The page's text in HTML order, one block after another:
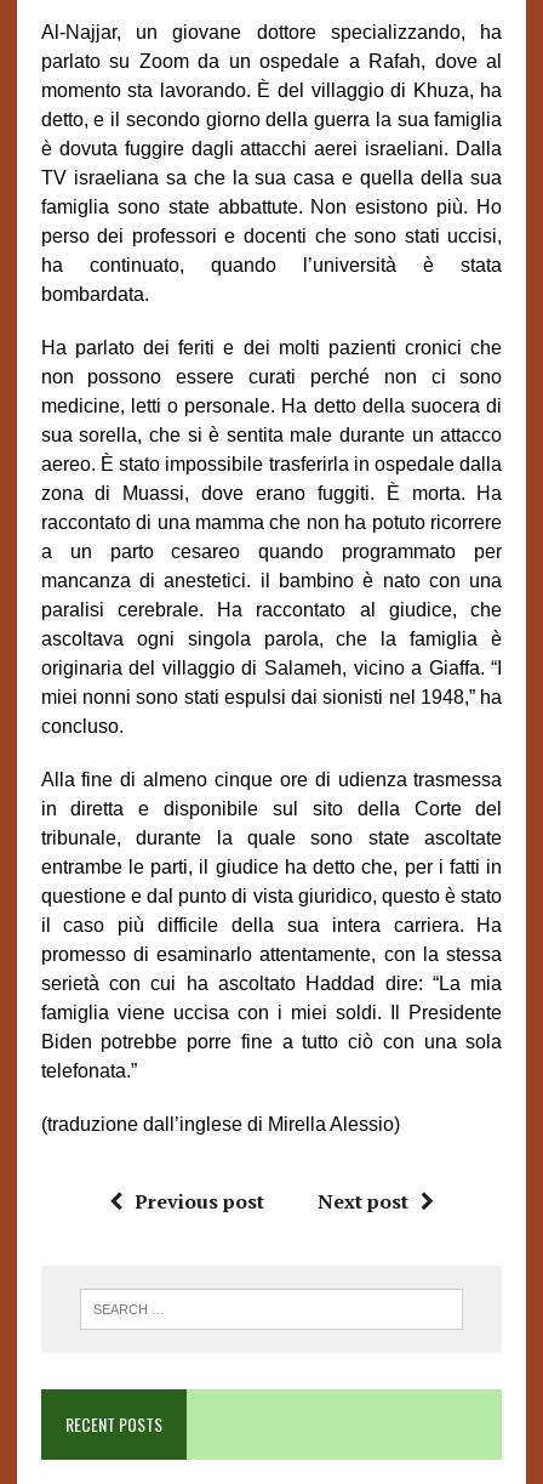
Al-Najjar, un giovane dottore specializzando, ha
parlato su Zoom da un ospedale a Rafah, dove al
momento sta lavorando. È del villaggio di Khuza, ha
detto, e il secondo giorno della guerra la sua famiglia
è dovuta fuggire dagli attacchi aerei israeliani. Dalla
TV israeliana sa che la sua casa e quella della sua
famiglia sono state abbattute. Non esistono più. Ho
perso dei professori e docenti che sono stati uccisi,
ha continuato, quando l’università è stata
bombardata.
Ha parlato dei feriti e dei molti pazienti cronici che
non possono essere curati perché non ci sono
medicine, letti o personale. Ha detto della suocera di
sua sorella, che si è sentita male durante un attacco
aereo. È stato impossibile trasferirla in ospedale dalla
zona di Muassi, dove erano fuggiti. È morta. Ha
raccontato di una mamma che non ha potuto ricorrere
a un parto cesareo quando programmato per
mancanza di anestetici. il bambino è nato con una
paralisi cerebrale. Ha raccontato al giudice, che
ascoltava ogni singola parola, che la famiglia è
originaria del villaggio di Salameh, vicino a Giaffa. “I
miei nonni sono stati espulsi dai sionisti nel 1948,” ha
concluso.
Alla fine di almeno cinque ore di udienza trasmessa
in diretta e disponibile sul sito della Corte del
tribunale, durante la quale sono state ascoltate
entrambe le parti, il giudice ha detto che, per i fatti in
questione e dal punto di vista giuridico, questo è stato
il caso più difficile della sua intera carriera. Ha
promesso di esaminarlo attentamente, con la stessa
serietà con cui ha ascoltato Haddad dire: “La mia
famiglia viene uccisa con i miei soldi. Il Presidente
Biden potrebbe porre fine a tutto ciò con una sola
telefonata.”
(traduzione dall’inglese di Mirella Alessio)
Previous post Next post
RECENT POSTS